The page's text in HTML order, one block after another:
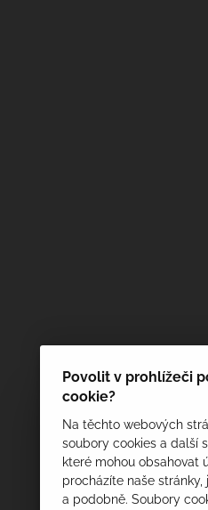
Povolit v prohlížeči
cookie?
Na těchto webových
soubory cookies a další
které mohou obsahovat
procházíte naše stránky,
a podobně. Soubory